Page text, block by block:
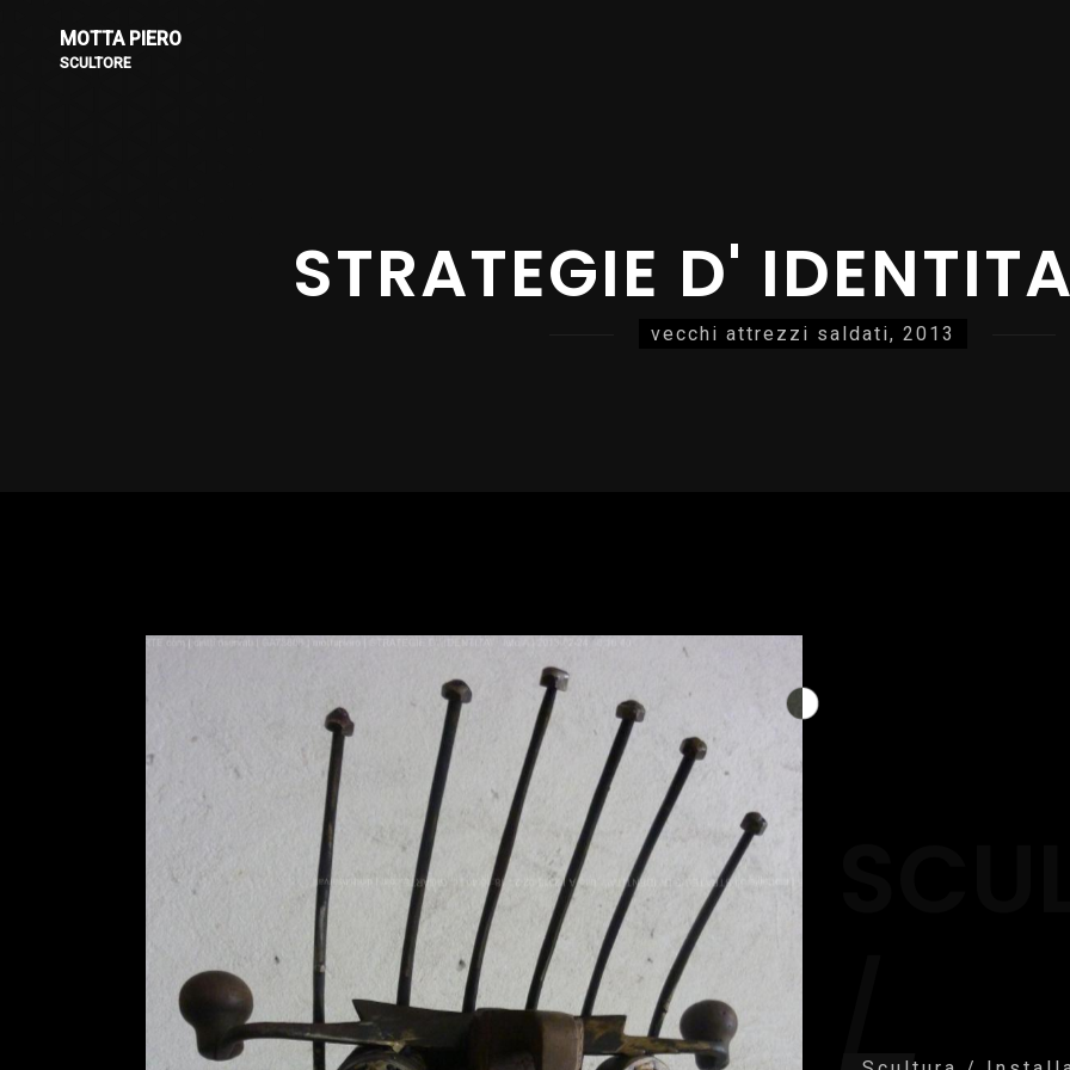
MOTTA PIERO
SCULTORE
STRATEGIE D'
vecchi attrezzi saldati, 2013